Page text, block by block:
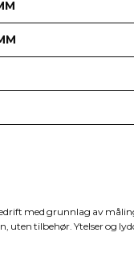
med grunnlag av
tilbehør. Ytelser og